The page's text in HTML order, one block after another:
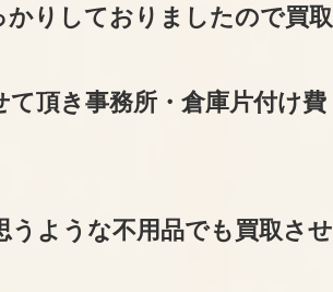
りしておりましたので買取
頂き事務所・倉庫片付け費
ような不用品でも買取させ